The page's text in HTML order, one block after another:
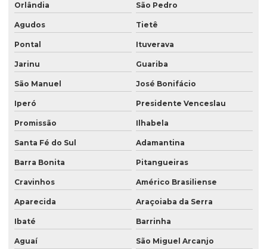
Orlândia São Pedro
Agudos Tietê
Pontal Ituverava
Jarinu Guariba
São Manuel José Bonifácio
Iperó Presidente Venceslau
Promissão Ilhabela
Santa Fé do Sul Adamantina
Barra Bonita Pitangueiras
Cravinhos Américo Brasiliense
Aparecida Araçoiaba da Serra
Ibaté Barrinha
Aguaí São Miguel Arcanjo